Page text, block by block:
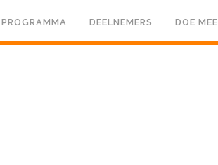
PROGRAMMA DEELNEMERS DOE MEE